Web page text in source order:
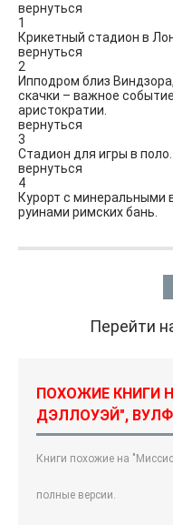
вернуться
1
Крикетный стадион в
вернуться
2
Ипподром близ
скачки – важное
аристократии.
вернуться
3
Стадион для игры в поло.
вернуться
4
Курорт с минеральными
руинами римских бань.
Перейти
ПОХОЖИЕ КНИГИ
ДЭЛЛОУЭЙ",
Книги похожие на
полные версии.